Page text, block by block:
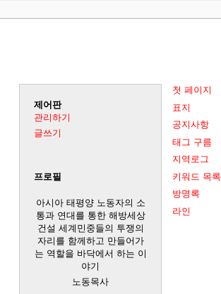
첫 페이지
표지
공지사항
태그 구름
지역로그
키워드 목록
방명록
라인
제어판
관리하기
글쓰기
프로필
아시아 태평양 노동자의 소
통과 연대를 통한 해방세상
건설 세계민중들의 투쟁의
자리를 함께하고 만들어가
는 역할을 바닥에서 하는 이
야기
노동목사